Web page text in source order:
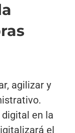
agilizar y
en la
el